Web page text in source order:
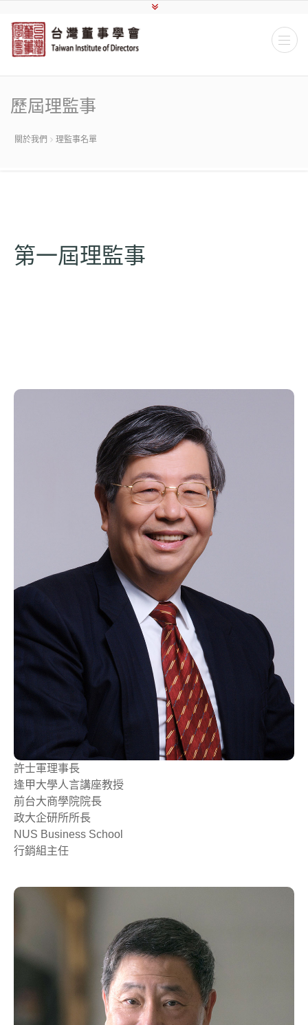
歷屆理監事
關於我們 理監事名單
第一屆理監事
許士軍理事長
逢甲大學人言講座教授
前台大商學院院長
政大企研所所長
NUS Business School
行銷組主任